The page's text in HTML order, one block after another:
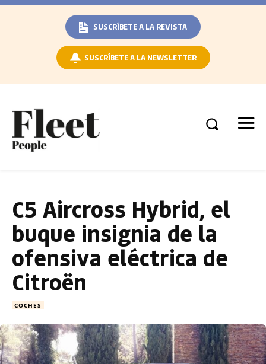
SUSCRÍBETE A LA REVISTA
SUSCRÍBETE A LA NEWSLETTER
C5 Aircross Hybrid, el
buque insignia de la
ofensiva eléctrica de
Citroën
COCHES